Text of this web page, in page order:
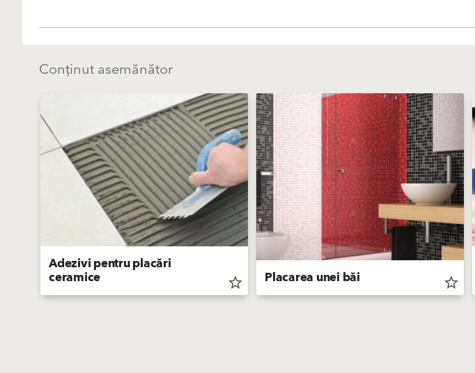
Conținut asemănător
Adezivi pentru placări
ceramice star_border Placarea unei băi star_border